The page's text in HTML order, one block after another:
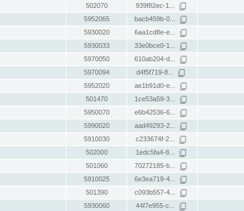
502070 939f82ec-1...
5952065 bacb459b-0...
5930020 6aa1cd8e-e...
5930033 33e0bce0-1...
5970050 610ab204-d...
5970094 d4f5f719-8...
5952020 ae1b91d0-e...
501470 1ce53a59-3...
5950070 e6b42536-6...
5990020 aad49293-2...
5910030 c233674f-2...
502000 1edc5fa4-8...
501060 70272185-b...
5910025 6e3ea719-4...
501390 c093b557-4...
5930060 44f7e955-c...